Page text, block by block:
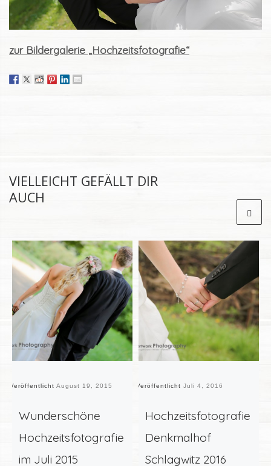
zur Bildergalerie „Hochzeitsfotografie“
VIELLEICHT GEFÄLLT DIR
AUCH
Veröffentlicht August 19, 2015
Wunderschöne
Hochzeitsfotografie
im Juli 2015
Veröffentlicht Juli 4, 2016
Hochzeitsfotografie
Denkmalhof
Schlagwitz 2016